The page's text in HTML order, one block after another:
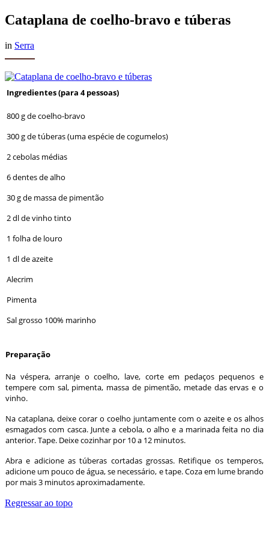
Cataplana de coelho-bravo e túberas
in Serra
Ingredientes (para 4 pessoas)
800 g de coelho-bravo
300 g de túberas (uma espécie de cogumelos)
2 cebolas médias
6 dentes de alho
30 g de massa de pimentão
2 dl de vinho tinto
1 folha de louro
1 dl de azeite
Alecrim
Pimenta
Sal grosso 100% marinho
Preparação
Na véspera, arranje o coelho, lave, corte em pedaços pequenos e
tempere com sal, pimenta, massa de pimentão, metade das ervas e o
vinho.
Na cataplana, deixe corar o coelho juntamente com o azeite e os alhos
esmagados com casca. Junte a cebola, o alho e a marinada feita no dia
anterior. Tape. Deixe cozinhar por 10 a 12 minutos.
Abra e adicione as túberas cortadas grossas. Retifique os temperos,
adicione um pouco de água, se necessário, e tape. Coza em lume brando
por mais 3 minutos aproximadamente.
Regressar ao topo